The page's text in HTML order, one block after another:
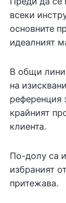
всеки
основните
идеалният
В общи
на
референция
крайният
клиента.
По-долу са
избраният
притежава.